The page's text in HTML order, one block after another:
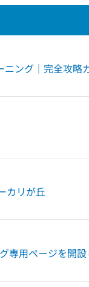
ニング｜完全攻略
カリが丘
専用ページを開